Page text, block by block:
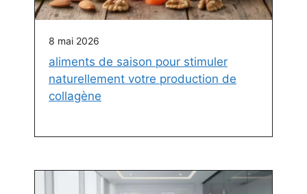
8 mai 2026
aliments de saison pour stimuler
naturellement votre production de
collagène